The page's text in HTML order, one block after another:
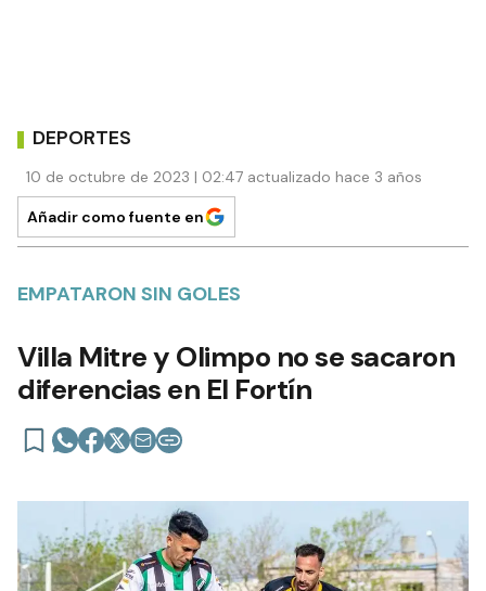
DEPORTES
10 de octubre de 2023 | 02:47 actualizado hace 3 años
Añadir como fuente en
EMPATARON SIN GOLES
Villa Mitre y Olimpo no se sacaron
diferencias en El Fortín